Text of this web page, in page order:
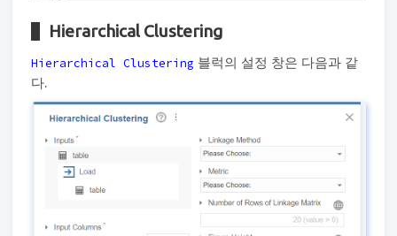
Hierarchical Clustering
Hierarchical Clustering 블럭의 설정 창은 다음과 같
다.